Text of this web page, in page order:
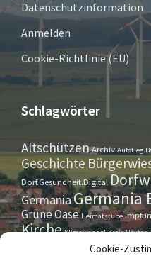
Cookie-
Datenschutzinformation
Anmelden
Cookie-Richtlinie (EU)
Schlagwörter
AltschützenArchiv Aufstieg
Geschichte
Dorf.Gesundheit.Digital
GermaniaGermania
Grüne Oase Heimatstube
Kirche Klimawandel Kreis Höxter
Maurer- u.